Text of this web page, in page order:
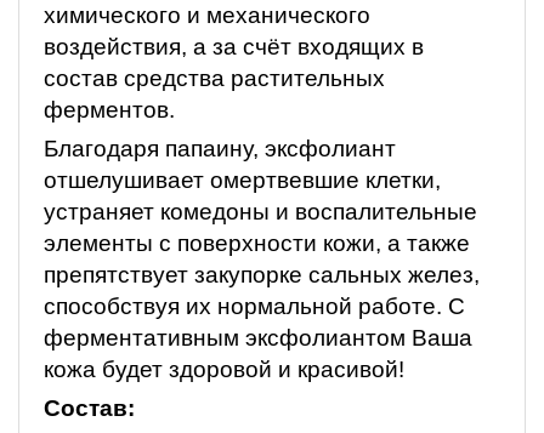
химического и механического
воздействия, а за счёт входящих в
состав средства растительных
ферментов.
Благодаря папаину, эксфолиант
отшелушивает омертвевшие клетки,
устраняет комедоны и воспалительные
элементы с поверхности кожи, а также
препятствует закупорке сальных желез,
способствуя их нормальной работе. С
ферментативным эксфолиантом Ваша
кожа будет здоровой и красивой!
Состав: